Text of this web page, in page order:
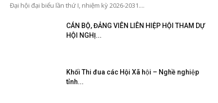
Đại hội đại biểu lần thứ I, nhiệm kỳ 2026-2031....
CÁN BỘ, ĐẢNG VIÊN LIÊN HIỆP HỘI THAM DỰ
HỘI NGHỊ...
Khối Thi đua các Hội Xã hội – Nghề nghiệp
tỉnh...